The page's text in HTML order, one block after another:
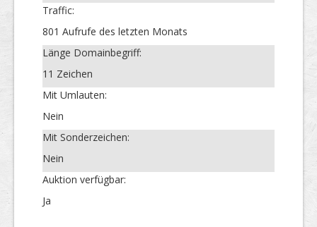
Traffic:
801 Aufrufe des letzten Monats
Länge Domainbegriff:
11 Zeichen
Mit Umlauten:
Nein
Mit Sonderzeichen:
Nein
Auktion verfügbar:
Ja